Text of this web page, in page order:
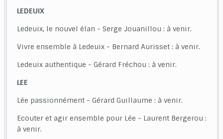
LEDEUIX
Ledeuix, le nouvel élan - Serge Jouanillou : à venir.
Vivre ensemble à Ledeuix - Bernard Aurisset : à venir.
Ledeuix authentique - Gérard Fréchou : à venir.
LEE
Lée passionnément - Gérard Guillaume : à venir.
Ecouter et agir ensemble pour Lée - Laurent Bergerou :
à venir.